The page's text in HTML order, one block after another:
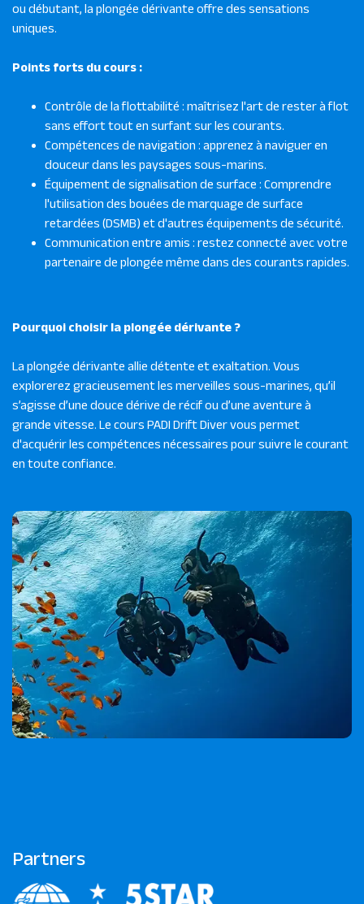
ou débutant, la plongée dérivante offre des sensations
uniques.
Points forts du cours :
Contrôle de la flottabilité : maîtrisez l'art de rester à flot
sans effort tout en surfant sur les courants.
Compétences de navigation : apprenez à naviguer en
douceur dans les paysages sous-marins.
Équipement de signalisation de surface : Comprendre
l'utilisation des bouées de marquage de surface
retardées (DSMB) et d'autres équipements de sécurité.
Communication entre amis : restez connecté avec votre
partenaire de plongée même dans des courants rapides.
Pourquoi choisir la plongée dérivante ?
La plongée dérivante allie détente et exaltation. Vous
explorerez gracieusement les merveilles sous-marines, qu’il
s’agisse d’une douce dérive de récif ou d’une aventure à
grande vitesse. Le cours PADI Drift Diver vous permet
d'acquérir les compétences nécessaires pour suivre le courant
en toute confiance.
Partners